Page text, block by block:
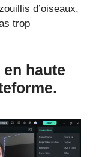
d’oiseaux,
trop
haute